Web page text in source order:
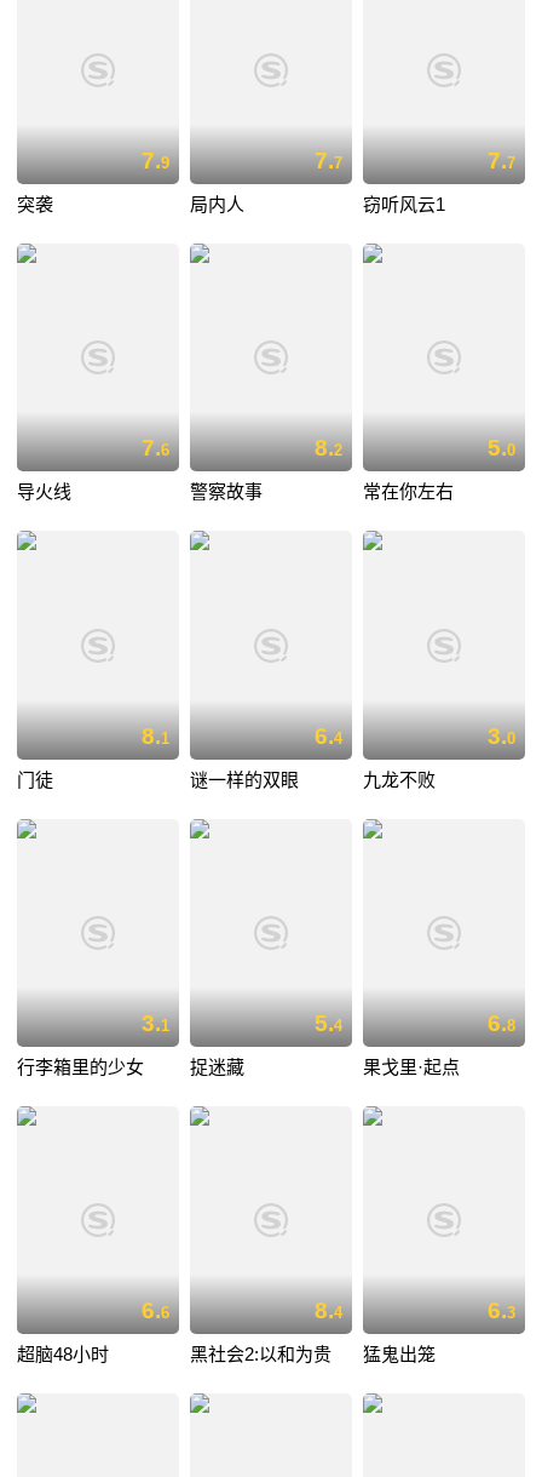
7.9
突袭
7.7
局内人
7.7
窃听风云1
7.6
导火线
8.2
警察故事
5.0
常在你左右
8.1
门徒
6.4
谜一样的双眼
3.0
九龙不败
3.1
行李箱里的少女
5.4
捉迷藏
6.8
果戈里·起点
6.6
超脑48小时
8.4
黑社会2:以和为贵
6.3
猛鬼出笼